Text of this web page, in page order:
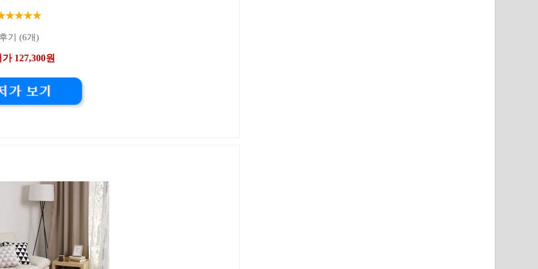
기 (6개)
127,300원